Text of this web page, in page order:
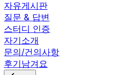
자유게시판
질문 & 답변
스터디 인증
자기소개
문의/건의사항
후기남겨요